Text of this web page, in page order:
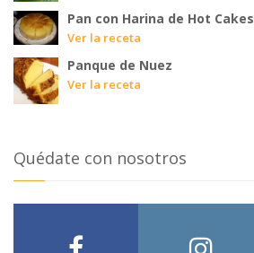
Pan con Harina de Hot Cakes
Ver la receta
Panque de Nuez
Ver la receta
Quédate con nosotros